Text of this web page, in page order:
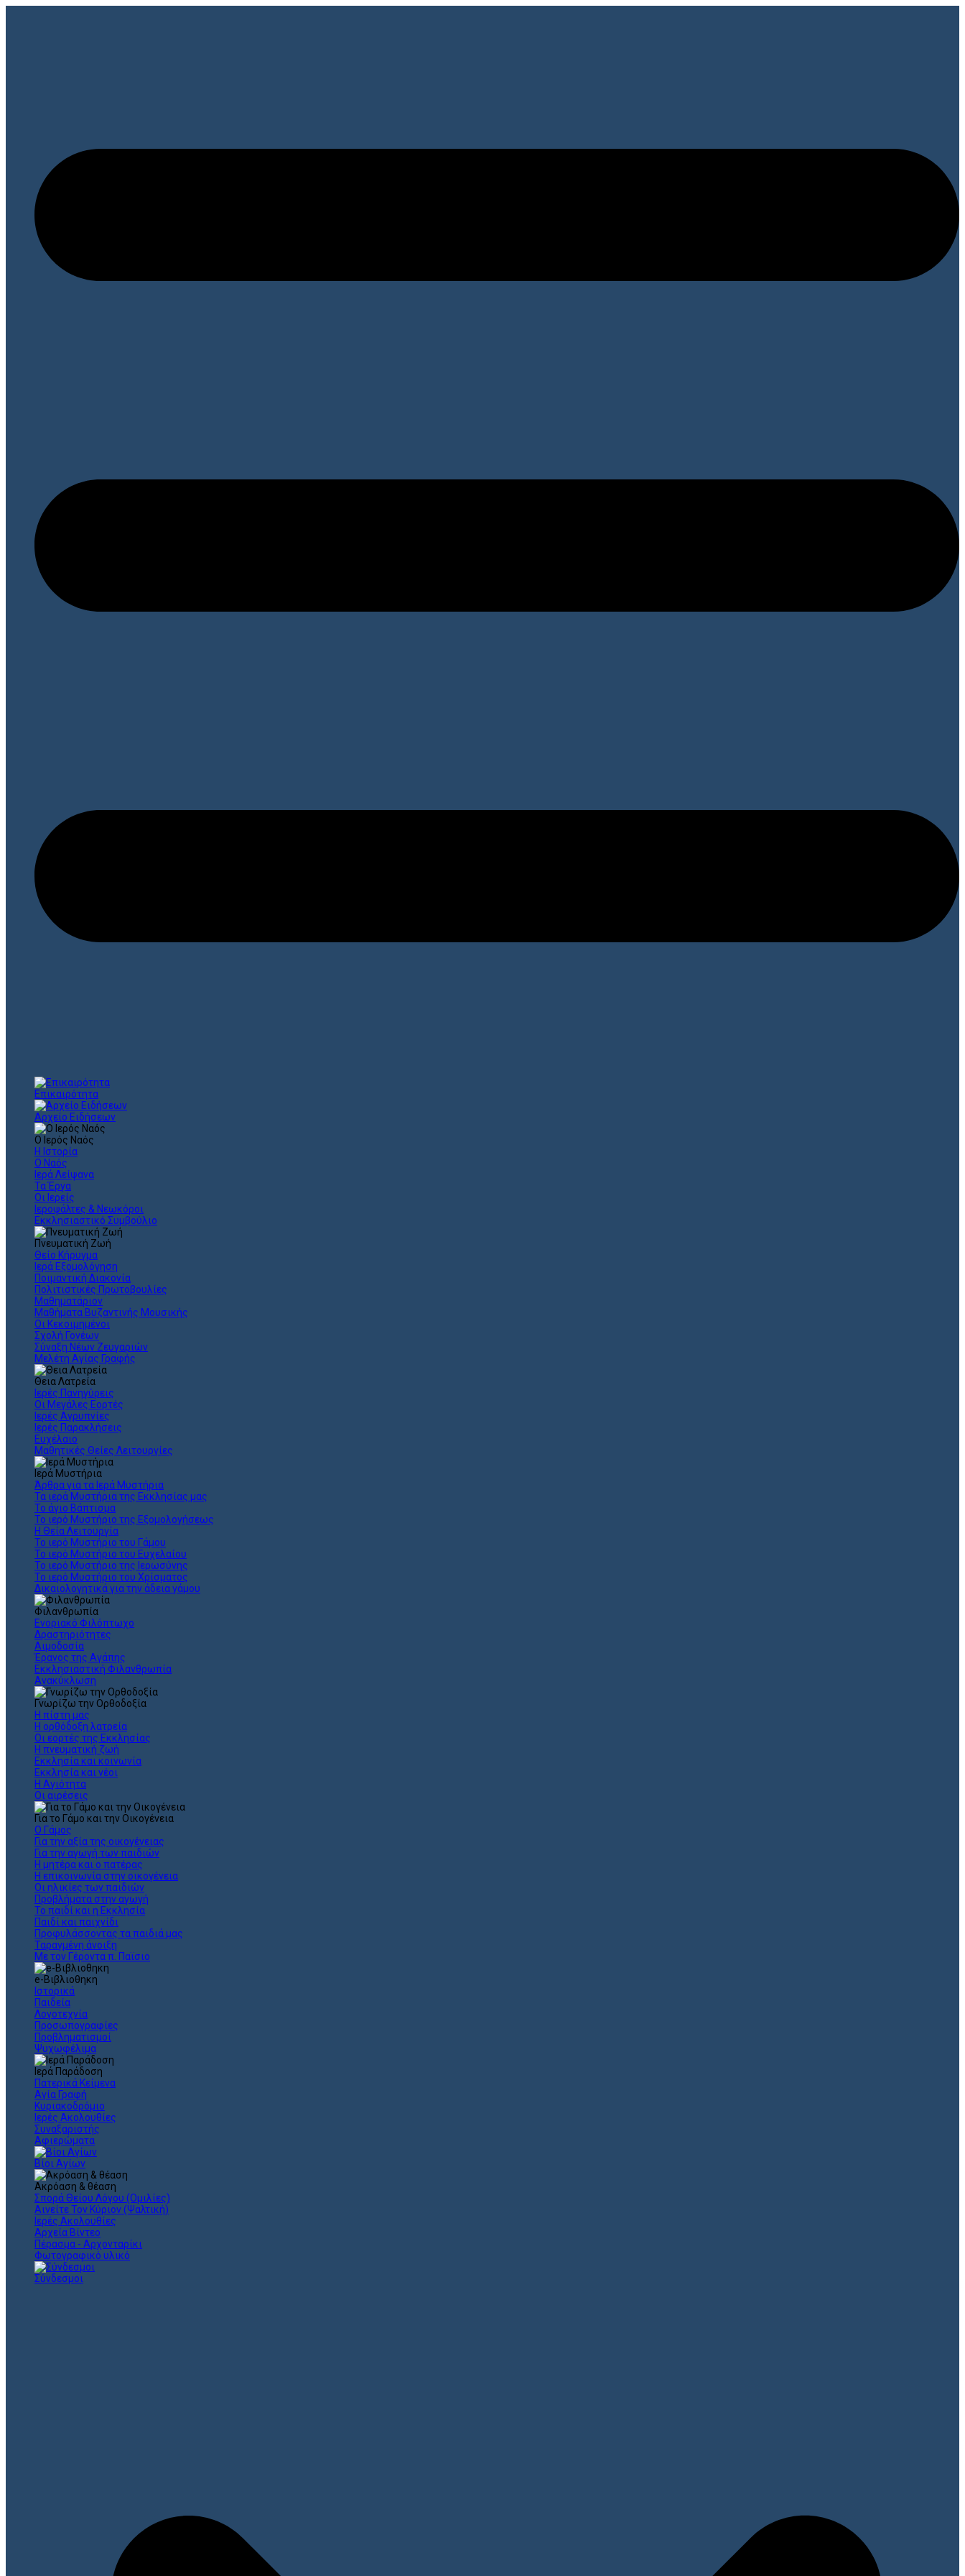
Επικαιρότητα
Αρχείο Ειδήσεων
Ο Ιερός Ναός
Η Ιστορία
Ο Ναός
Ιερά Λείψανα
Τα Έργα
Οι Ιερείς
Ιεροψάλτες & Νεωκόροι
Εκκλησιαστικό Συμβούλιο
Πνευματική Ζωή
Θείο Κήρυγμα
Ιερά Εξομολόγηση
Ποιμαντική Διακονία
Πολιτιστικές Πρωτοβουλίες
Μαθηματάριον
Μαθήματα Βυζαντινής Μουσικής
Οι Κεκοιμημένοι
Σχολή Γονέων
Σύναξη Νέων Ζευγαριών
Μελέτη Αγίας Γραφής
Θεια Λατρεία
Ιερές Πανηγύρεις
Οι Μεγάλες Εορτές
Ιερές Αγρυπνίες
Ιερές Παρακλήσεις
Ευχέλαιο
Μαθητικές Θείες Λειτουργίες
Ιερά Μυστήρια
Άρθρα για τα Ιερά Μυστήρια
Τα ιερά Μυστήρια της Εκκλησίας μας
Το άγιο Βάπτισμα
Το ιερό Μυστήριο της Εξομολογήσεως
Η Θεία Λειτουργία
Το ιερό Μυστήριο του Γάμου
Το ιερό Μυστήριο του Ευχελαίου
Το ιερό Μυστήριο της Ιερωσύνης
Το ιερό Μυστήριο του Χρίσματος
Δικαιολογητικά για την άδεια γάμου
Φιλανθρωπία
Ενοριακό Φιλόπτωχο
Δραστηριότητες
Αιμοδοσία
Έρανος της Αγάπης
Εκκλησιαστική Φιλανθρωπία
Ανακύκλωση
Γνωρίζω την Ορθοδοξία
Η πίστη μας
Η ορθόδοξη λατρεία
Οι εορτές της Εκκλησίας
Η πνευματική ζωή
Εκκλησία και κοινωνία
Εκκλησία και νέοι
Η Αγιότητα
Οι αιρέσεις
Για το Γάμο και την Οικογένεια
Ο Γάμος
Για την αξία της οικογένειας
Για την αγωγή των παιδιών
Η μητέρα και ο πατέρας
Η επικοινωνία στην οικογένεια
Οι ηλικίες των παιδιών
Προβλήματα στην αγωγή
Το παιδί και η Εκκλησία
Παιδί και παιχνίδι
Προφυλάσσοντας τα παιδιά μας
Ταραγμένη άνοιξη
Με τον Γέροντα π. Παϊσιο
e-Βιβλιοθηκη
Ιστορικά
Παιδεία
Λογοτεχνία
Προσωπογραφίες
Προβληματισμοί
Ψυχωφέλιμα
Ιερά Παράδοση
Πατερικά Κείμενα
Αγία Γραφή
Κυριακοδρόμιο
Ιερές Ακολουθίες
Συναξαριστής
Αφιερώματα
Βίοι Αγίων
Ακρόαση & θέαση
Σπορά Θείου Λόγου (Ομιλίες)
Αινείτε Τον Κύριον (Ψαλτική)
Ιερές Ακολουθίες
Αρχεία Βίντεο
Πέρασμα - Αρχονταρίκι
Φωτογραφικό υλικό
Σύνδεσμοι